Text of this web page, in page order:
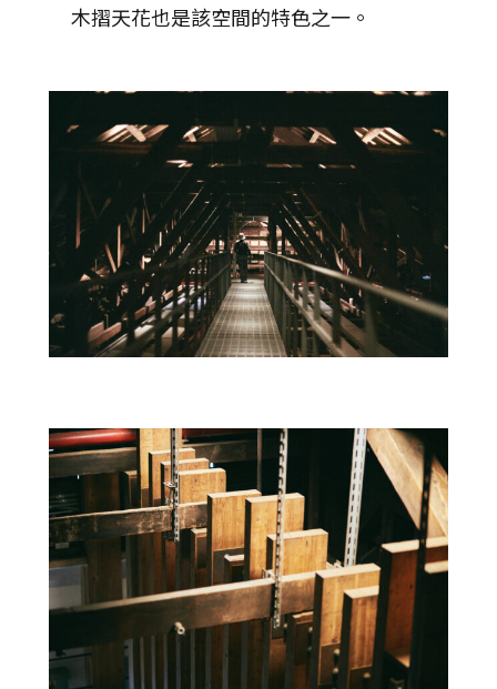
木摺天花也是該空間的特色之一。